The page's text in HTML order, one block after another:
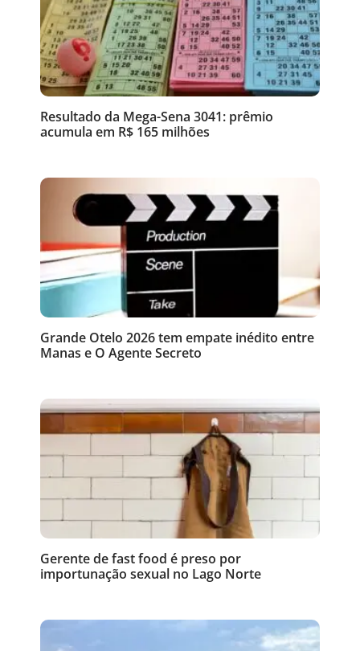
Resultado da Mega-Sena 3041: prêmio
acumula em R$ 165 milhões
Grande Otelo 2026 tem empate inédito entre
Manas e O Agente Secreto
Gerente de fast food é preso por
importunação sexual no Lago Norte